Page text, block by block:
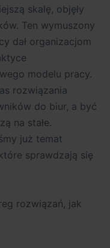
skalę, objęły
Ten wymuszony
dał organizacjom
modelu pracy.
rozwiązania
do biur, a być
na stałe.
już temat
sprawdzają się
rozwiązań, jak